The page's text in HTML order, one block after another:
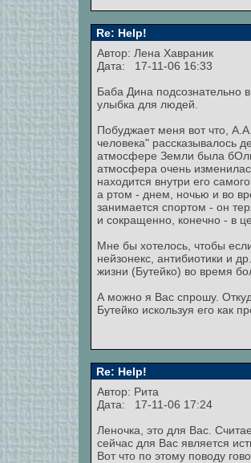
Re: Help!
Автор: Лена Хавраник
Дата: 17-11-06 16:33
Баба Дина подсознательно
улыбка для людей.
Побуджает меня вот что,
человека" рассказывалось
атмосфере Земли была
атмосфера очень
находится внутри его
а ртом - днем, ночью и во
занимается спортом - он
и сокращенно, конечно - в
Мне бы хотелось, чтобы
нейзонекс, антибиотики и
жизни (Бутейко) во время
А можно я Вас спрошу.
Бутейко искользуя его как
Re: Help!
Автор: Рита
Дата: 17-11-06 17:24
Леночка, это для Вас.
сейчас для Вас является
Вот что по этому поводу